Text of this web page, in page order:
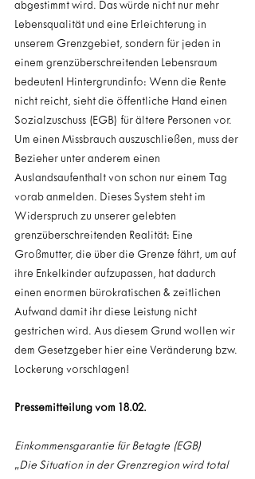
abgestimmt wird. Das würde nicht nur mehr
Lebensqualität und eine Erleichterung in
unserem Grenzgebiet, sondern für jeden in
einem grenzüberschreitenden Lebensraum
bedeuten! Hintergrundinfo: Wenn die Rente
nicht reicht, sieht die öffentliche Hand einen
Sozialzuschuss (EGB) für ältere Personen vor.
Um einen Missbrauch auszuschließen, muss der
Bezieher unter anderem einen
Auslandsaufenthalt von schon nur einem Tag
vorab anmelden. Dieses System steht im
Widerspruch zu unserer gelebten
grenzüberschreitenden Realität: Eine
Großmutter, die über die Grenze fährt, um auf
ihre Enkelkinder aufzupassen, hat dadurch
einen enormen bürokratischen & zeitlichen
Aufwand damit ihr diese Leistung nicht
gestrichen wird. Aus diesem Grund wollen wir
dem Gesetzgeber hier eine Veränderung bzw.
Lockerung vorschlagen!
Pressemitteilung vom 18.02.
Einkommensgarantie für Betagte (EGB)
„Die Situation in der Grenzregion wird total